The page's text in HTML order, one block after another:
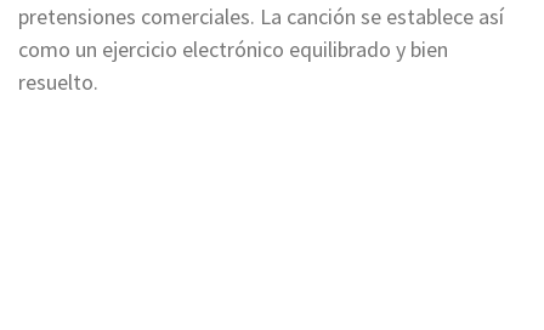
pretensiones comerciales. La canción se establece así
como un ejercicio electrónico equilibrado y bien
resuelto.